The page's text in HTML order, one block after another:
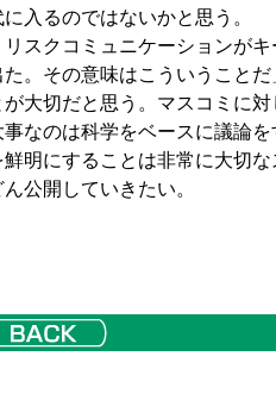
入るのではないかと思う。
スクコミュニケーションが
。その意味はこういうことだ
大切だと思う。マスコミに
なのは科学をベースに議論
明にすることは非常に大切
公開していきたい。